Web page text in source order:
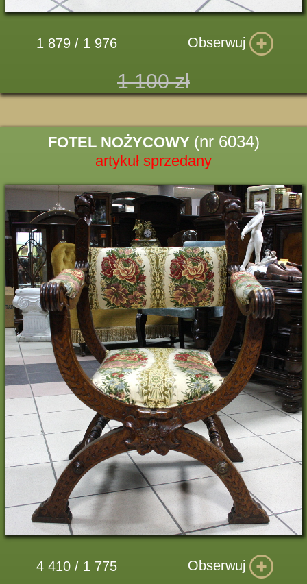
1 879 / 1 976 Obserwuj
1 100 zł
FOTEL NOŻYCOWY (nr 6034)
artykuł sprzedany
4 410 / 1 775 Obserwuj